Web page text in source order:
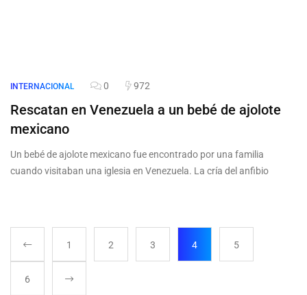
INTERNACIONAL 0 972
Rescatan en Venezuela a un bebé de ajolote
mexicano
Un bebé de ajolote mexicano fue encontrado por una familia
cuando visitaban una iglesia en Venezuela. La cría del anfibio
1 2 3 4 5
6